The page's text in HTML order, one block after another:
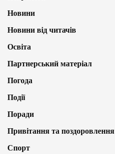
Новини
Новини від читачів
Освіта
Партнерський матеріал
Погода
Події
Поради
Привітання та поздоровлення
Спорт